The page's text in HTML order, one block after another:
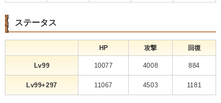
ステータス
HP 攻撃 回復
Lv99 10077 4008 884
Lv99+297 11067 4503 1181